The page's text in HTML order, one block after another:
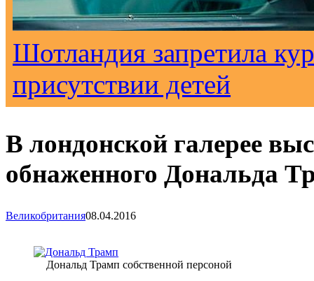
Шотландия запретила
присутствии детей
В лондонской галерее
обнаженного Дональда
Великобритания08.04.2016
Дональд Трамп собственной персоной